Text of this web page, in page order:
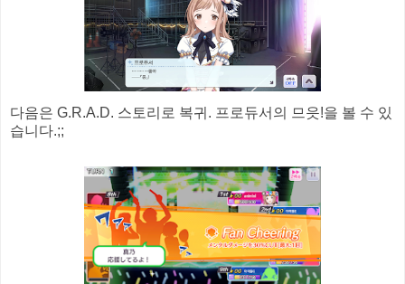
다음은 G.R.A.D. 스토리로 복귀. 프로듀서의 므읏!을 볼 수 있
습니다.;;